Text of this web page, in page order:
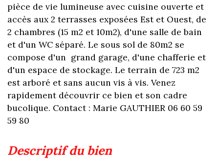
pièce de vie lumineuse avec cuisine ouverte et
accès aux 2 terrasses exposées Est et Ouest, de
2 chambres (15 m2 et 10m2), d'une salle de bain
et d'un WC séparé. Le sous sol de 80m2 se
compose d'un grand garage, d'une chafferie et
d'un espace de stockage. Le terrain de 723 m2
est arboré et sans aucun vis à vis. Venez
rapidement découvrir ce bien et son cadre
bucolique. Contact : Marie GAUTHIER 06 60 59
59 80
descriptif du bien